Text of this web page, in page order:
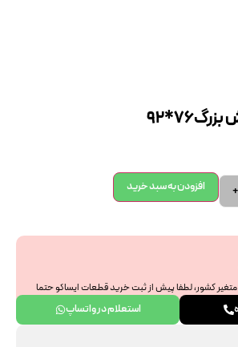
+ افزودن به سبد خرید
کشور، لطفا پیش از ثبت خرید قطعات ایساکو حتما
فرمایید. از همراهی و درک شما سپاسگزاریم.
استعلام در واتساپ